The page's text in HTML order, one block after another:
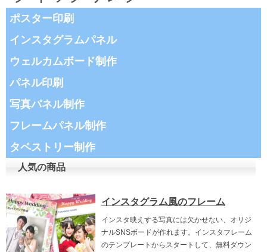
ポスター印刷
インスタグラムパネル
ウェルカムボード制作
パネル印刷
写真パネル制作
フレームパネル制作
タペストリー制作
人気の商品
インスタグラム風のフレーム
インスタ映えする写真には欠かせない、オリジ
ナルSNSボードが作れます。インスタフレーム
のテンプレートからスタートして、無料ダウン